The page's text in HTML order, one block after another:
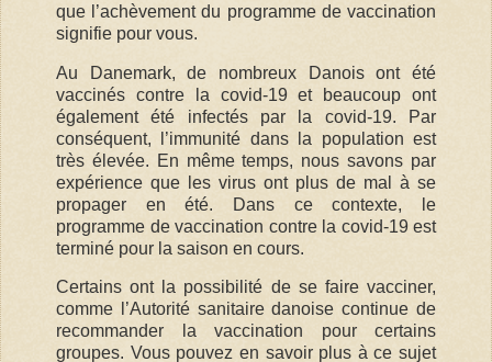
que l’achèvement du programme de vaccination
signifie pour vous.
Au Danemark, de nombreux Danois ont été
vaccinés contre la covid-19 et beaucoup ont
également été infectés par la covid-19. Par
conséquent, l’immunité dans la population est
très élevée. En même temps, nous savons par
expérience que les virus ont plus de mal à se
propager en été. Dans ce contexte, le
programme de vaccination contre la covid-19 est
terminé pour la saison en cours.
Certains ont la possibilité de se faire vacciner,
comme l’Autorité sanitaire danoise continue de
recommander la vaccination pour certains
groupes. Vous pouvez en savoir plus à ce sujet